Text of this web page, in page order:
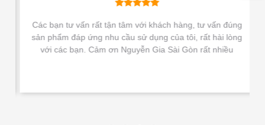
Các bạn tư vấn rất tận tâm với khách hàng, tư vấn đúng
sản phẩm đáp ứng nhu cầu sử dụng của tôi, rất hài lòng
với các bạn. Cảm ơn Nguyễn Gia Sài Gòn rất nhiều